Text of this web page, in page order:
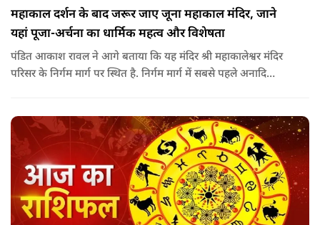
महाकाल दर्शन के बाद जरूर जाए जूना महाकाल मंदिर, जाने
यहां पूजा-अर्चना का धार्मिक महत्व और विशेषता
पंडित आकाश रावल ने आगे बताया कि यह मंदिर श्री महाकालेश्वर मंदिर
परिसर के निर्गम मार्ग पर स्थित है. निर्गम मार्ग में सबसे पहले अनादि